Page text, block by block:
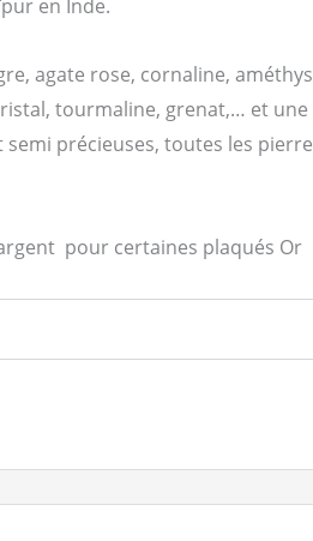
en Inde.
agate rose, cornaline,
tourmaline, grenat,… et une
précieuses, toutes les
pour certaines plaqués Or